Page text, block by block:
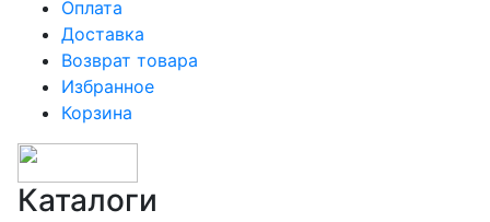
Оплата
Доставка
Возврат товара
Избранное
Корзина
Каталоги